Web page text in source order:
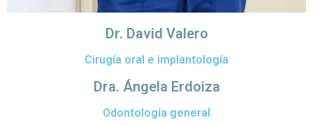
Dr. David Valero
Cirugía oral e implantología
Dra. Ángela Erdoiza
Odontología general